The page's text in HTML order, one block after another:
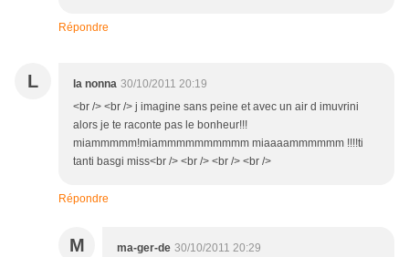
Répondre
L la nonna 30/10/2011 20:19
<br /> <br /> j imagine sans peine et avec un air d imuvrini
alors je te raconte pas le bonheur!!!
miammmmm!miammmmmmmmmm miaaaammmmmm !!!!ti
tanti basgi miss<br /> <br /> <br /> <br />
Répondre
M ma-ger-de 30/10/2011 20:29